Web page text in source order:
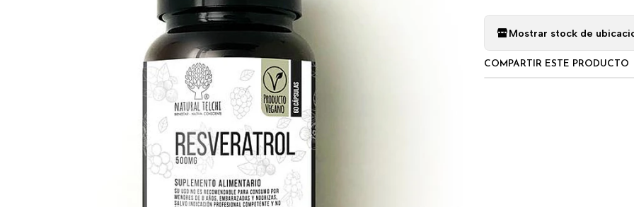
Mostrar stock de
COMPARTIR ESTE PRODUCTO